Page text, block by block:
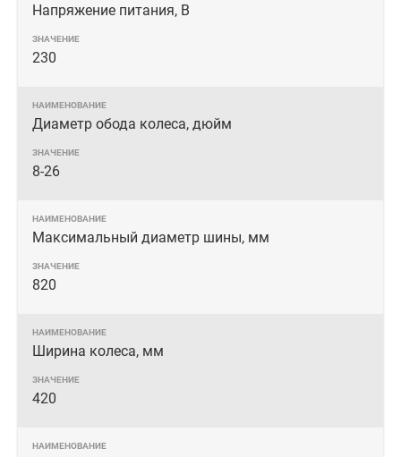
Напряжение питания, В
230
Диаметр обода колеса, дюйм
8-26
Максимальный диаметр шины, мм
820
Ширина колеса, мм
420